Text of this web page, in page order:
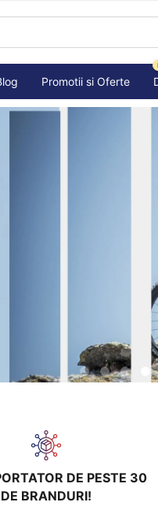
Promotii si Oferte
DE PESTE 30
DE BRANDURI!